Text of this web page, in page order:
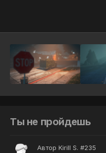
Ты не пройдешь
Автор Kirill S. #235